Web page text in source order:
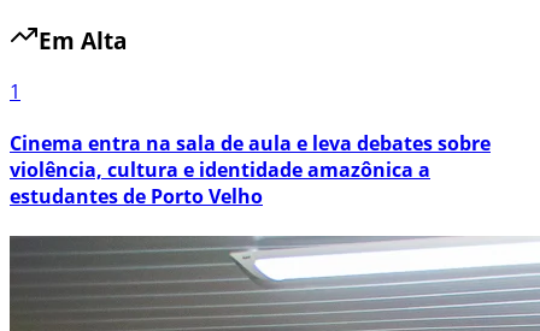
Em Alta
1
Cinema entra na sala de aula e leva debates sobre
violência, cultura e identidade amazônica a
estudantes de Porto Velho